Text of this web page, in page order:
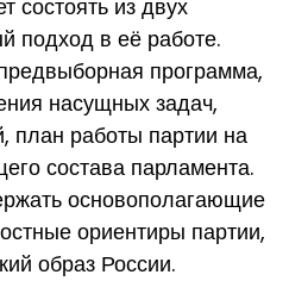
состоять из двух
подход в её работе.
программа,
насущных задач,
план работы партии на
состава парламента.
основополагающие
ориентиры партии,
образ России.